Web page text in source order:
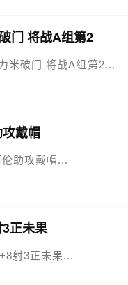
门 将战A组第2
米破门 将战A组第2...
戴帽
助攻戴帽...
正未果
射3正未果...